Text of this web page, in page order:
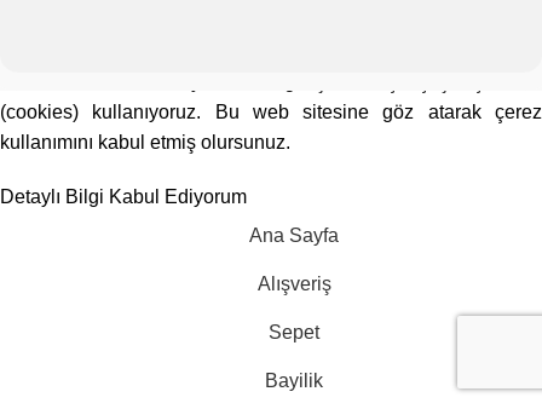
(cookies) kullanıyoruz. Bu web sitesine göz atarak çerez
kullanımını kabul etmiş olursunuz.
Detaylı Bilgi Kabul Ediyorum
Ana Sayfa
Alışveriş
Sepet
Bayilik